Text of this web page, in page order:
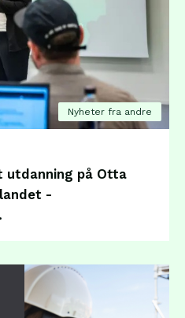
Nyheter fra andre
utdanning på Otta
-